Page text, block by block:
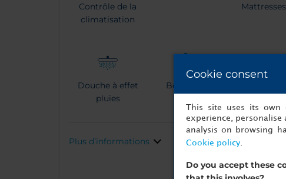
Contrôle de la
climatisation
Mattresses
Douche à effet
pluies
Bouilloire
Plus d’informations
Cookie consent
This site uses its own
experience, personalise
analysis on browsing
Cookie policy.
Do you accept these